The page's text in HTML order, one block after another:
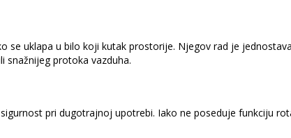
se uklapa u bilo koji kutak prostorije. Njegov rad je
snažnijeg protoka vazduha.
pri dugotrajnoj upotrebi. Iako ne poseduje funkciju